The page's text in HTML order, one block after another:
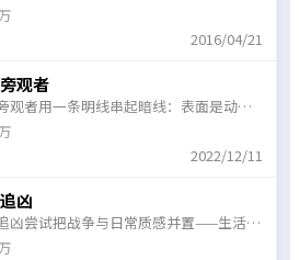
遇牵出整盘棋局，信息在对话里慢慢
2016/04/21
观者
观者用一条明线串起暗线：表面是动漫
段，内里仍藏了几处巧思反转。
2022/12/11
凶
凶尝试把战争与日常质感并置——生活流
高能段落交替出现，观感不单调。